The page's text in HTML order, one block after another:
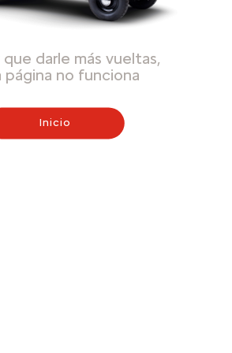
que darle más vueltas,
página no funciona
Inicio